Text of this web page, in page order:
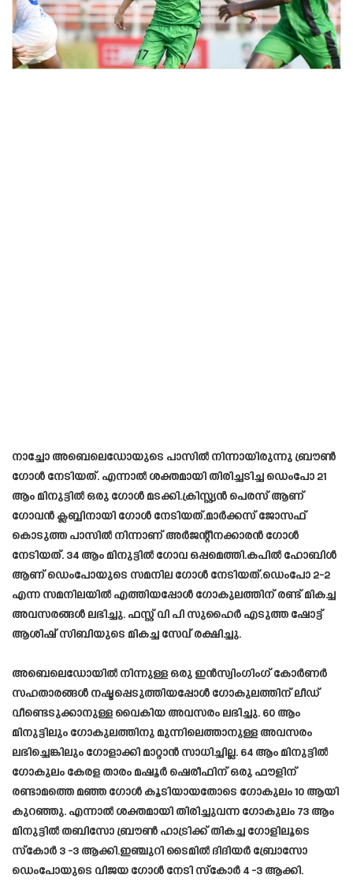
നാച്ചോ അബെലെഡോയുടെ പാസിൽ നിന്നായിരുന്നു ബ്രൗൺ
ഗോൾ നേടിയത്. എന്നാൽ ശക്തമായി തിരിച്ചടിച്ച ഡെംപോ 21
ആം മിനുട്ടിൽ ഒരു ഗോൾ മടക്കി.ക്രിസ്റ്റ്യൻ പെരസ് ആണ്
ഗോവൻ ക്ലബ്ബിനായി ഗോൾ നേടിയത്.മാർക്കസ് ജോസഫ്
കൊടുത്ത പാസിൽ നിന്നാണ് അർജന്റീനക്കാരൻ ഗോൾ
നേടിയത്. 34 ആം മിനുട്ടിൽ ഗോവ ഒപ്പമെത്തി.കപിൽ ഹോബിൾ
ആണ് ഡെംപോയുടെ സമനില ഗോൾ നേടിയത്.ഡെംപോ 2-2
എന്ന സമനിലയിൽ എത്തിയപ്പോൾ ഗോകുലത്തിന് രണ്ട് മികച്ച
അവസരങ്ങൾ ലഭിച്ചു. ഫസ്റ്റ് വി പി സുഹൈർ എടുത്ത ഷോട്ട്
ആശിഷ് സിബിയുടെ മികച്ച സേവ് രക്ഷിച്ചു.
അബെലെഡോയിൽ നിന്നുള്ള ഒരു ഇൻസ്വിംഗിംഗ് കോർണർ
സഹതാരങ്ങൾ നഷ്ടപ്പെടുത്തിയപ്പോൾ ഗോകുലത്തിന് ലീഡ്
വീണ്ടെടുക്കാനുള്ള വൈകിയ അവസരം ലഭിച്ചു. 60 ആം
മിനുട്ടിലും ഗോകുലത്തിനു മുന്നിലെത്താനുള്ള അവസരം
ലഭിച്ചെങ്കിലും ഗോളാക്കി മാറ്റാൻ സാധിച്ചില്ല. 64 ആം മിനുട്ടിൽ
ഗോകുലം കേരള താരം മഷൂർ ഷെരീഫിന് ഒരു ഫൗളിന്
രണ്ടാമത്തെ മഞ്ഞ ഗോൾ കൂടിയായതോടെ ഗോകുലം 10 ആയി
കുറഞ്ഞു. എന്നാൽ ശക്തമായി തിരിച്ചുവന്ന ഗോകുലം 73 ആം
മിനുട്ടിൽ തബിസോ ബ്രൗൺ ഹാട്രിക്ക് തികച്ച ഗോളിലൂടെ
സ്കോർ 3 -3 ആക്കി.ഇഞ്ചുറി ടൈമിൽ ദിദിയർ ബ്രോസോ
ഡെംപോയുടെ വിജയ ഗോൾ നേടി സ്കോർ 4 -3 ആക്കി.